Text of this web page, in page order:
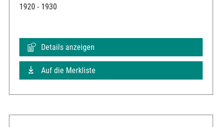
1920 - 1930
Details anzeigen
Auf die Merkliste